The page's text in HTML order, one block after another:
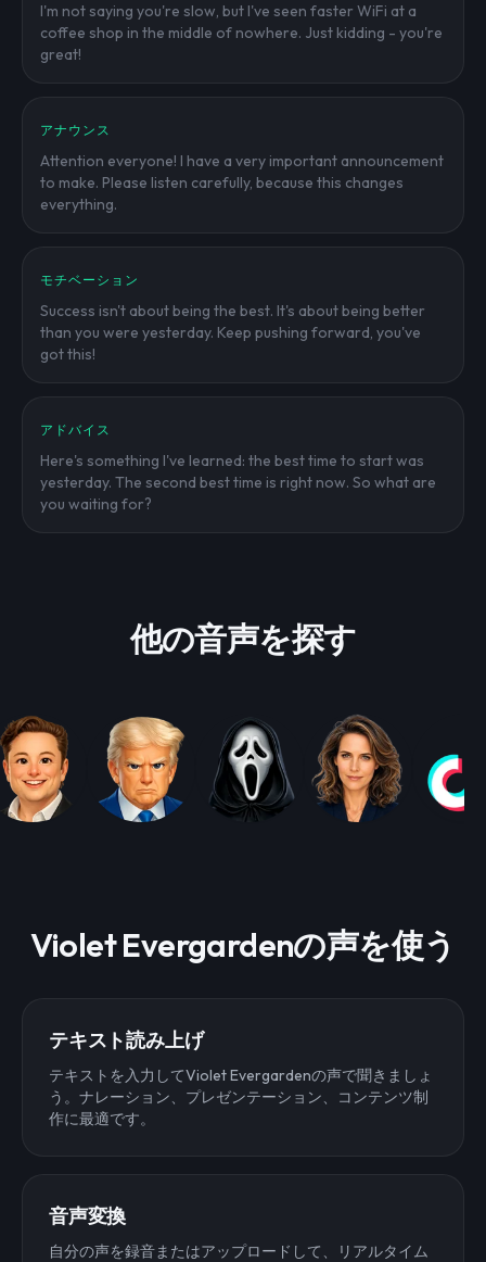
I'm not saying you're slow, but I've seen faster WiFi at a
coffee shop in the middle of nowhere. Just kidding - you're
great!
アナウンス
Attention everyone! I have a very important announcement
to make. Please listen carefully, because this changes
everything.
モチベーション
Success isn't about being the best. It's about being better
than you were yesterday. Keep pushing forward, you've
got this!
アドバイス
Here's something I've learned: the best time to start was
yesterday. The second best time is right now. So what are
you waiting for?
他の音声を探す
Violet Evergardenの声を使う
テキスト読み上げ
テキストを入力してViolet Evergardenの声で聞きましょ
う。ナレーション、プレゼンテーション、コンテンツ制
作に最適です。
音声変換
自分の声を録音またはアップロードして、リアルタイム